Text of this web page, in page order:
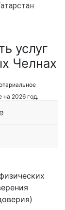
услуг
Челнах
на 2026 год.